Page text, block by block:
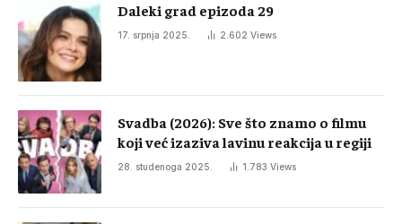
Daleki grad epizoda 29
17. srpnja 2025. 2.602 Views
Svadba (2026): Sve što znamo o filmu
koji već izaziva lavinu reakcija u regiji
28. studenoga 2025. 1.783 Views